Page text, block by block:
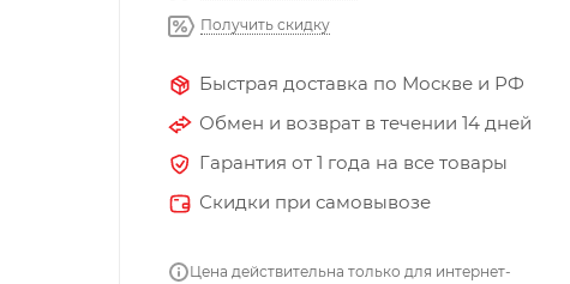
Получить скидку
Быстрая доставка по Москве и РФ
Обмен и возврат в течении 14 дней
Гарантия от 1 года на все товары
Скидки при самовывозе
Цена действительна только для интернет-